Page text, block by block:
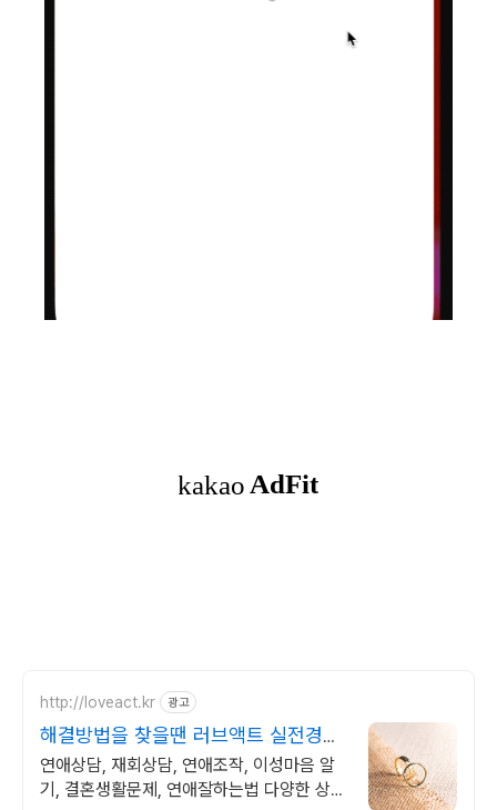
http://loveact.kr 광고
해결방법을 찾을땐 러브액트 실전경험
이 가장 많은 업체
연애상담, 재회상담, 연애조작, 이성마음 알
기, 결혼생활문제, 연애잘하는법 다양한 상황